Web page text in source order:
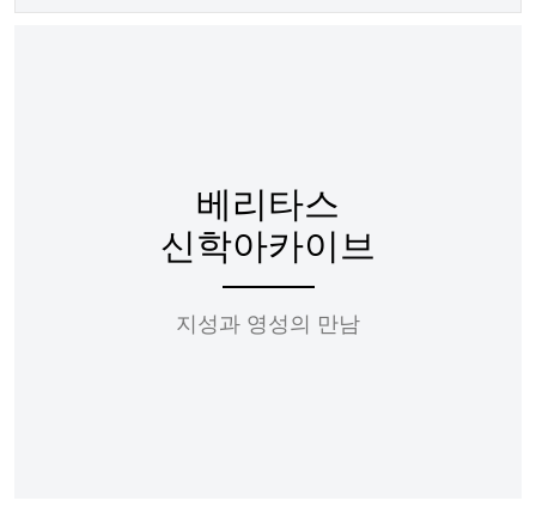
베리타스
신학아카이브
지성과 영성의 만남